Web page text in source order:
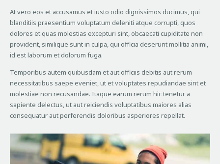
At vero eos et accusamus et iusto odio dignissimos ducimus, qui
blanditiis praesentium voluptatum deleniti atque corrupti, quos
dolores et quas molestias excepturi sint, obcaecati cupiditate non
provident, similique sunt in culpa, qui officia deserunt mollitia animi,
id est laborum et dolorum fuga.
Temporibus autem quibusdam et aut officiis debitis aut rerum
necessitatibus saepe eveniet, ut et voluptates repudiandae sint et
molestiae non recusandae. Itaque earum rerum hic tenetur a
sapiente delectus, ut aut reiciendis voluptatibus maiores alias
consequatur aut perferendis doloribus asperiores repellat.